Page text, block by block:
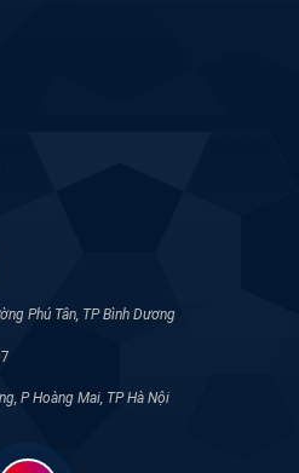
Phú Tân, TP Bình Dương
P Hoàng Mai, TP Hà Nội